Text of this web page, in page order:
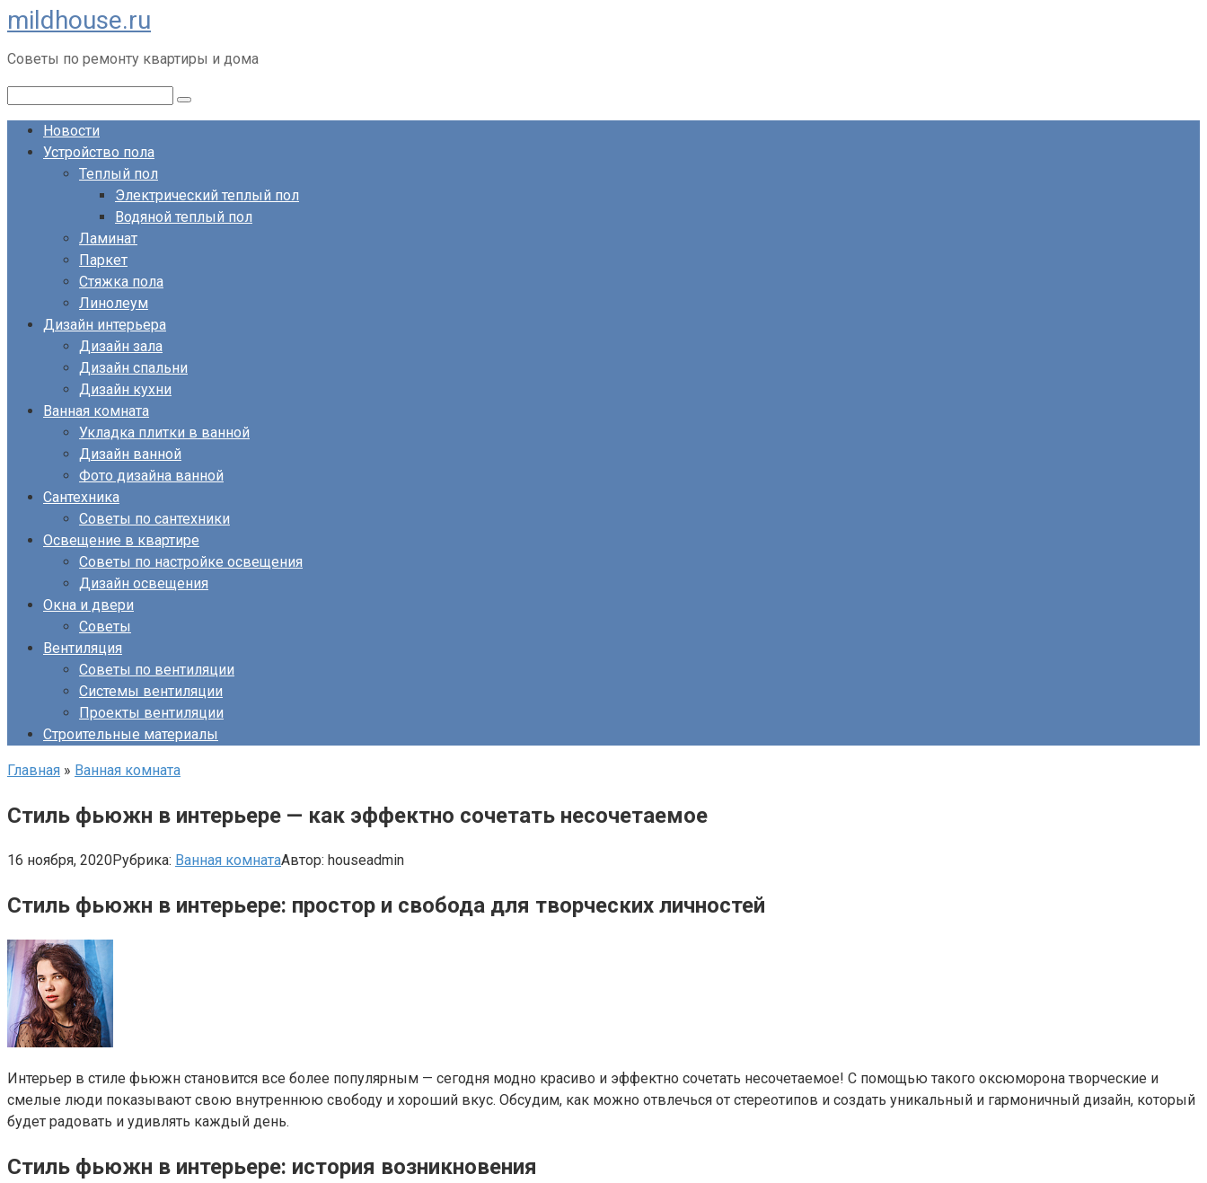
Перейти
к
контенту
mildhouse.ru
Советы по ремонту квартиры и дома
Новости
Устройство пола
Теплый пол
Электрический теплый пол
Водяной теплый пол
Ламинат
Паркет
Стяжка пола
Линолеум
Дизайн интерьера
Дизайн зала
Дизайн спальни
Дизайн кухни
Ванная комната
Укладка плитки в ванной
Дизайн ванной
Фото дизайна ванной
Сантехника
Советы по сантехники
Освещение в квартире
Советы по настройке освещения
Дизайн освещения
Окна и двери
Советы
Вентиляция
Советы по вентиляции
Системы вентиляции
Проекты вентиляции
Строительные материалы
Главная » Ванная комната
Стиль фьюжн в интерьере — как эффектно сочетать несочетаемое
16 ноября, 2020Рубрика: Ванная комнатаАвтор: houseadmin
Стиль фьюжн в интерьере: простор и свобода для творческих личностей
Интерьер в стиле фьюжн становится все более популярным — сегодня модно красиво и эффектно сочетать несочетаемое! С помощью такого оксюморона творческие и
смелые люди показывают свою внутреннюю свободу и хороший вкус. Обсудим, как можно отвлечься от стереотипов и создать уникальный и гармоничный дизайн, который
будет радовать и удивлять каждый день.
Стиль фьюжн в интерьере: история возникновения